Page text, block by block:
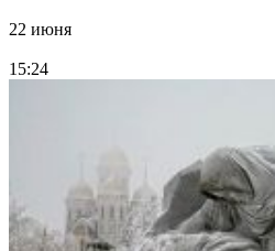
22 июня
15:24